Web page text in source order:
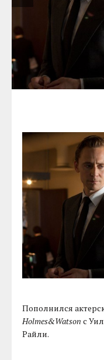
Пополнился
Holmes&Watson с
Райли.